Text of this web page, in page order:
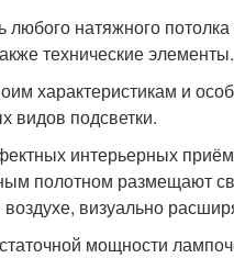
любого натяжного
технические
характеристикам и
видов подсветки.
интерьерных
полотном размещают
воздухе, визуально
мощности